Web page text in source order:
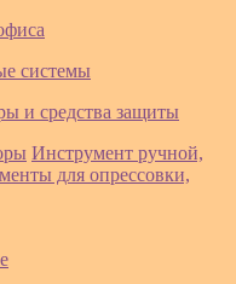
системы
и средства защиты
Инструмент ручной,
для опрессовки,